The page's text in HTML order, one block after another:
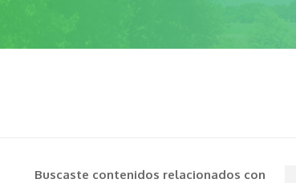
Buscaste contenidos relacionados con